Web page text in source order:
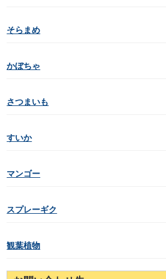
そらまめ
かぼちゃ
さつまいも
すいか
マンゴー
スプレーギク
観葉植物